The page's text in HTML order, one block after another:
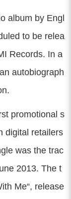
album by Engl
to be relea
Records. In a
autobiograph
promotional s
digital retailers
was the trac
2013. The t
Me“, release